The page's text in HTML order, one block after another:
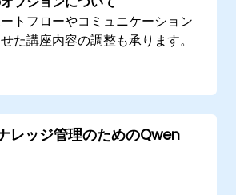
トフローやコミュニケーション
た講座内容の調整も承ります。
レッジ管理のためのQwen